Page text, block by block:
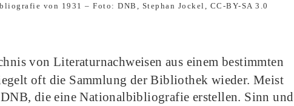
von 1931 – Foto: DNB, Stephan Jockel, CC-BY-SA 3.0
von Literaturnachweisen aus einem bestimmten
oft die Sammlung der Bibliothek wieder. Meist
die eine Nationalbibliografie erstellen. Sinn und